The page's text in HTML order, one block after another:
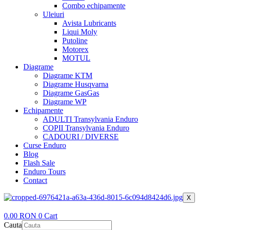
Combo echipamente
Uleiuri
Avista Lubricants
Liqui Moly
Putoline
Motorex
MOTUL
Diagrame
Diagrame KTM
Diagrame Husqvarna
Diagrame GasGas
Diagrame WP
Echipamente
ADULTI Transylvania Enduro
COPII Transylvania Enduro
CADOURI / DIVERSE
Curse Enduro
Blog
Flash Sale
Enduro Tours
Contact
X
0.00 RON 0 Cart
Cauta